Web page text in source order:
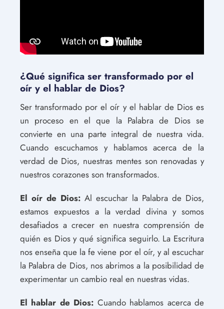
¿Qué significa ser transformado por el
oír y el hablar de Dios?
Ser transformado por el oír y el hablar de Dios es
un proceso en el que la Palabra de Dios se
convierte en una parte integral de nuestra vida.
Cuando escuchamos y hablamos acerca de la
verdad de Dios, nuestras mentes son renovadas y
nuestros corazones son transformados.
El oír de Dios: Al escuchar la Palabra de Dios,
estamos expuestos a la verdad divina y somos
desafiados a crecer en nuestra comprensión de
quién es Dios y qué significa seguirlo. La Escritura
nos enseña que la fe viene por el oír, y al escuchar
la Palabra de Dios, nos abrimos a la posibilidad de
experimentar un cambio real en nuestras vidas.
El hablar de Dios: Cuando hablamos acerca de